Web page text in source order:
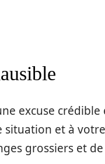
excuse crédible
et à
grossiers et